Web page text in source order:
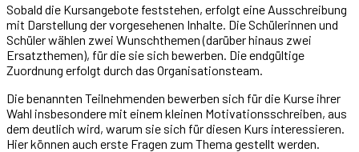
Sobald die Kursangebote feststehen, erfolgt eine Ausschreibung
mit Darstellung der vorgesehenen Inhalte. Die Schülerinnen und
Schüler wählen zwei Wunschthemen (darüber hinaus zwei
Ersatzthemen), für die sie sich bewerben. Die endgültige
Zuordnung erfolgt durch das Organisationsteam.
Die benannten Teilnehmenden bewerben sich für die Kurse ihrer
Wahl insbesondere mit einem kleinen Motivationsschreiben, aus
dem deutlich wird, warum sie sich für diesen Kurs interessieren.
Hier können auch erste Fragen zum Thema gestellt werden.